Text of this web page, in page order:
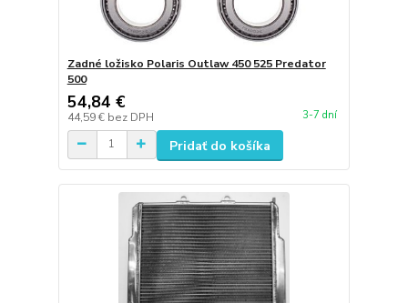
Zadné ložisko Polaris Outlaw 450 525 Predator
500
54,84 €
44,59 € bez DPH 3-7 dní
Pridať do košíka